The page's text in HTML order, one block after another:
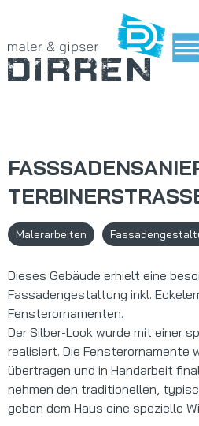
Malerarbeiten
Dieses Gebäude erhielt eine
Fassadengestaltung inkl.
Fensterornamenten.
Der Silber-Look wurde mit einer
realisiert. Die Fensterornamente
übertragen und in Handarbeit
nehmen den traditionellen,
geben dem Haus eine spezielle